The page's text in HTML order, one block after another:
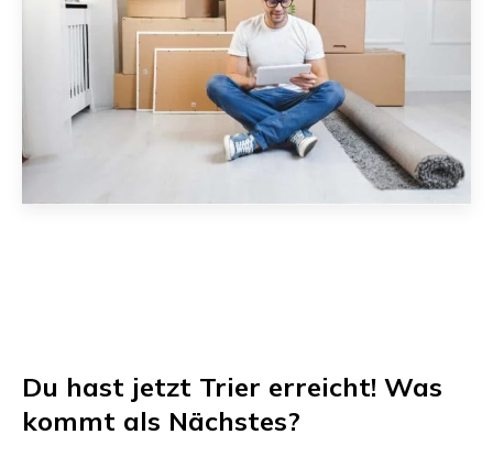
Du hast jetzt Trier erreicht! Was
kommt als Nächstes?